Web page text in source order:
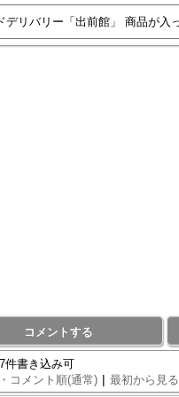
コメントする
件書き込み可
コメント順(通常) | 最初から見る